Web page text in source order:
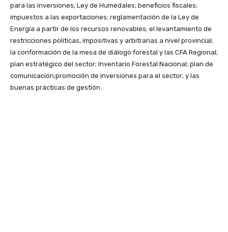
para las inversiones; Ley de Humedales; beneficios fiscales;
impuestos a las exportaciones; reglamentación de la Ley de
Energía a partir de los recursos renovables; el levantamiento de
restricciones políticas, impositivas y arbitrarias a nivel provincial;
la conformación de la mesa de diálogo forestal y las CFA Regional;
plan estratégico del sector; Inventario Forestal Nacional; plan de
comunicación;promoción de inversiones para el sector; y las
buenas prácticas de gestión.